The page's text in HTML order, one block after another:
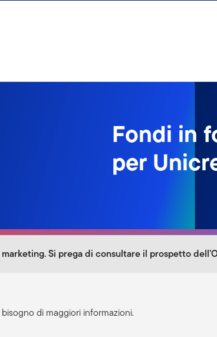
Fondi in
per
Si prega di consultare il prospetto
di maggiori informazioni.